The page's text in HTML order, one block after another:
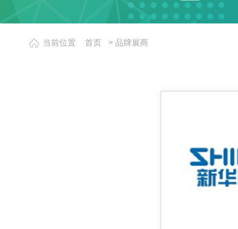
当前位置 首页 > 品牌展商